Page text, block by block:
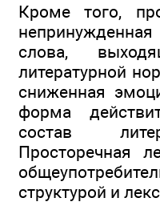
Кроме того,
слова,
литературной
сниженная
форма
состав
Просторечная
структурой и